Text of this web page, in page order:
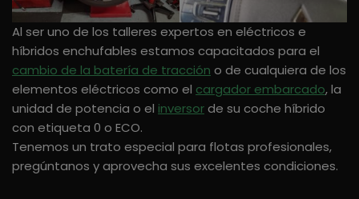
Al ser uno de los talleres expertos en eléctricos e
híbridos enchufables estamos capacitados para el
cambio de la batería de tracción o de cualquiera de los
elementos eléctricos como el cargador embarcado, la
unidad de potencia o el inversorde su coche híbrido
con etiqueta 0 o ECO.
Tenemos un trato especial para flotas profesionales,
pregúntanos y aprovecha sus excelentes condiciones.